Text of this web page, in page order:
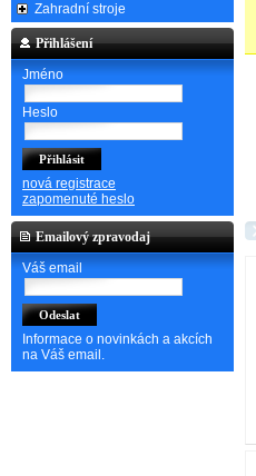
Zahradní stroje
Přihlášení
Jméno
Heslo
nová registrace
zapomenuté heslo
Emailový zpravodaj
Váš email
Informace o novinkách a akcích
na Váš email.